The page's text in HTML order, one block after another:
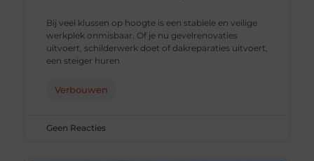
Bij veel klussen op hoogte is een stabiele en veilige
werkplek onmisbaar. Of je nu gevelrenovaties
uitvoert, schilderwerk doet of dakreparaties uitvoert,
een steiger huren
Verbouwen
Geen Reacties